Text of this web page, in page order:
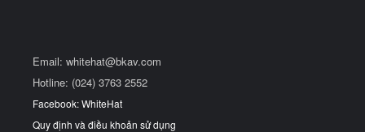
Email: whitehat@bkav.com
Hotline: (024) 3763 2552
Facebook: WhiteHat
Quy định và điều khoản sử dụng